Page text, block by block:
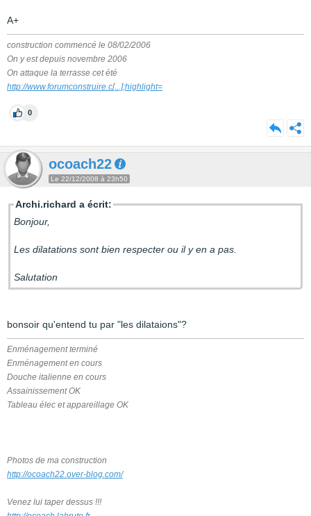
A+
construction commencé le 08/02/2006
On y est depuis novembre 2006
On attaque la terrasse cet été
http://www.forumconstruire.c[...];highlight=
0
ocoach22
Le 22/12/2008 à 23h50
Archi.richard a écrit:
Bonjour,
Les dilatations sont bien respecter ou il y en a pas.
Salutation
bonsoir qu'entend tu par "les dilataions"?
Enménagement terminé
Enménagement en cours
Douche italienne en cours
Assainissement OK
Tableau élec et appareillage OK
Photos de ma construction
http://ocoach22.over-blog.com/
Venez lui taper dessus !!!